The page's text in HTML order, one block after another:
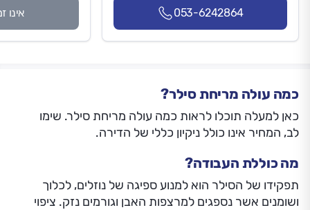
053-6242864 אינו
כמה עולה מריחת סילר?
כאן למעלה תוכלו לראות כמה עולה מריחת סילר. שימו
לב, המחיר אינו כולל ניקיון כללי של הדירה.
מה כוללת העבודה?
תפקידו של הסילר הוא למנוע ספיגה של נוזלים, לכלוך
ושומנים אשר נספגים למרצפות האבן וגורמים נזק. ציפוי